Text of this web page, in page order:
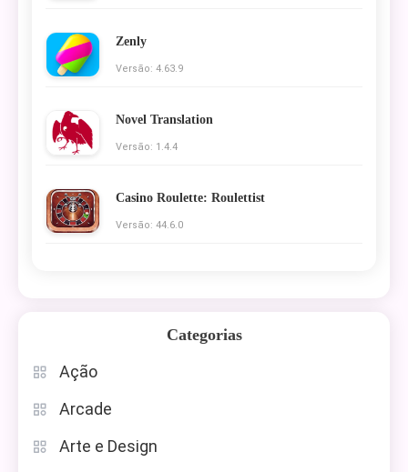
Zenly
Versão: 4.63.9
Novel Translation
Versão: 1.4.4
Casino Roulette: Roulettist
Versão: 44.6.0
Categorias
Ação
Arcade
Arte e Design